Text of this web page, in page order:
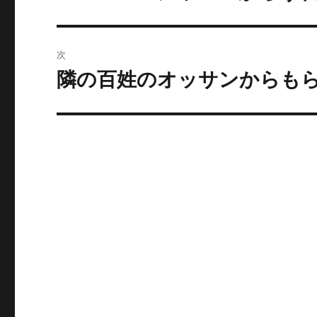
ゲ
投
稿:
次
次
投
隣の百姓のオッサンからも